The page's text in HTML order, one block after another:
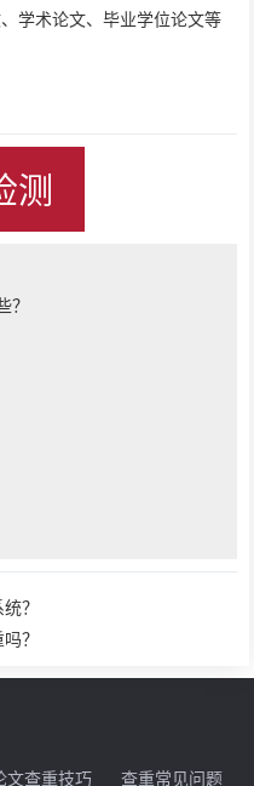
学术论文、毕业学位论文等
测
？
？
？
文查重技巧 查重常见问题